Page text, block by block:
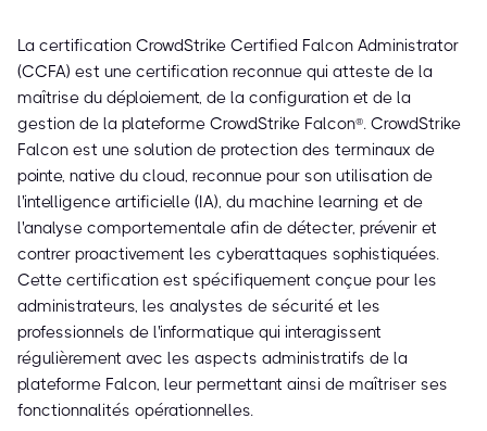
La certification CrowdStrike Certified Falcon Administrator
(CCFA) est une certification reconnue qui atteste de la
maîtrise du déploiement, de la configuration et de la
gestion de la plateforme CrowdStrike Falcon®. CrowdStrike
Falcon est une solution de protection des terminaux de
pointe, native du cloud, reconnue pour son utilisation de
l'intelligence artificielle (IA), du machine learning et de
l'analyse comportementale afin de détecter, prévenir et
contrer proactivement les cyberattaques sophistiquées.
Cette certification est spécifiquement conçue pour les
administrateurs, les analystes de sécurité et les
professionnels de l'informatique qui interagissent
régulièrement avec les aspects administratifs de la
plateforme Falcon, leur permettant ainsi de maîtriser ses
fonctionnalités opérationnelles.